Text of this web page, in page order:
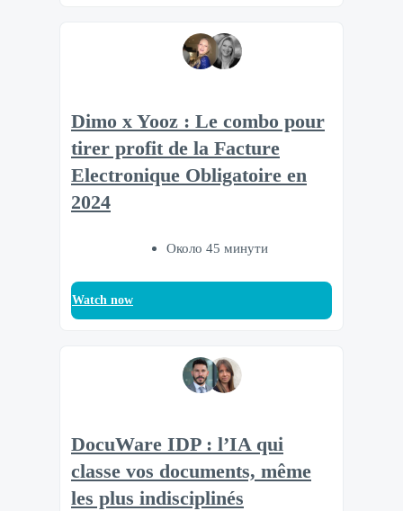
Dimo x Yooz : Le combo pour
tirer profit de la Facture
Electronique Obligatoire en
2024
Около 45 минути
Watch now
DocuWare IDP : l’IA qui
classe vos documents, même
les plus indisciplinés